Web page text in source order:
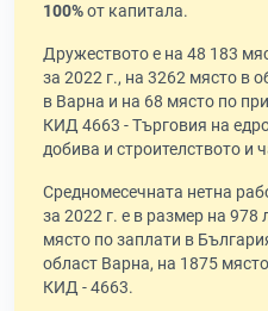
100%от капитала.
Дружеството е на 48 183
за 2022 г., на 3262 място в
в Варна и на 68 място по
КИД 4663 - Търговия на
добива и строителството и
Средномесечната нетна
за 2022 г. е в размер на
място по заплати в
област Варна, на 1875
КИД - 4663.